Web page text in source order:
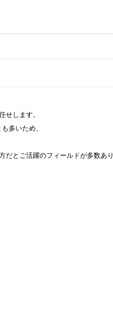
せします。
多いため、
だとご活躍のフィールドが多数あり